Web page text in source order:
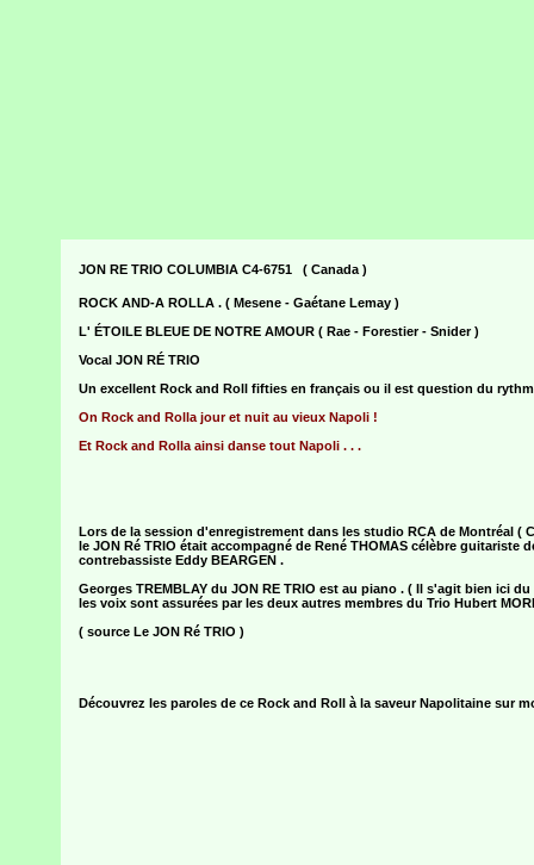
JON RE TRIO COLUMBIA C4-6751 ( Canada )
ROCK AND-A ROLLA . ( Mesene - Gaétane Lemay )
L' ÉTOILE BLEUE DE NOTRE AMOUR ( Rae - Forestier - Snider )
Vocal JON RÉ TRIO
Un excellent Rock and Roll fifties en français ou il est question du
On Rock and Rolla jour et nuit au vieux Napoli !
Et Rock and Rolla ainsi danse tout Napoli . . .
Lors de la session d'enregistrement dans les studio RCA de Montréal (
le JON Ré TRIO était accompagné de René THOMAS célèbre
contrebassiste Eddy BEARGEN .
Georges TREMBLAY du JON RE TRIO est au piano . ( Il s'agit bien ici
les voix sont assurées par les deux autres membres du Trio Hubert
( source Le JON Ré TRIO )
Découvrez les paroles de ce Rock and Roll à la saveur Napolitaine sur